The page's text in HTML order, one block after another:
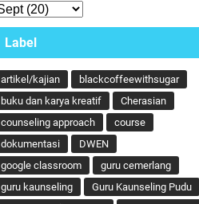
Label
artikel/kajian
blackcoffeewithsugar
buku dan karya kreatif
Cherasian
counseling approach
course
dokumentasi
DWEN
google classroom
guru cemerlang
guru kaunseling
Guru Kaunseling Pudu